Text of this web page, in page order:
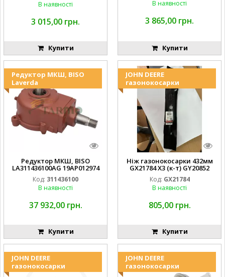
В наявності
3 015,00 грн.
Купити
В наявності
3 865,00 грн.
Купити
Редуктор МКШ, BISO
Laverda
Редуктор МКШ, BISO
LA311436100AG 19AP012974
Laverda EMNIYET
Код: 311436100
В наявності
37 932,00 грн.
Купити
JOHN DEERE
газонокосарки
Ніж газонокосарки 432мм
GX21784 X3 (к-т) GY20852
AM137757 AM141035
Код: GX21784
В наявності
805,00 грн.
Купити
JOHN DEERE
газонокосарки
JOHN DEERE
газонокосарки